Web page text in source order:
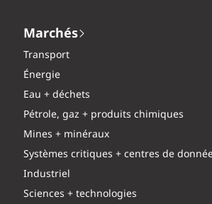
Marchés
Transport
Énergie
Eau + déchets
Pétrole, gaz + produits chimiques
Mines + minéraux
Systèmes critiques + centres de
Industriel
Sciences + technologies